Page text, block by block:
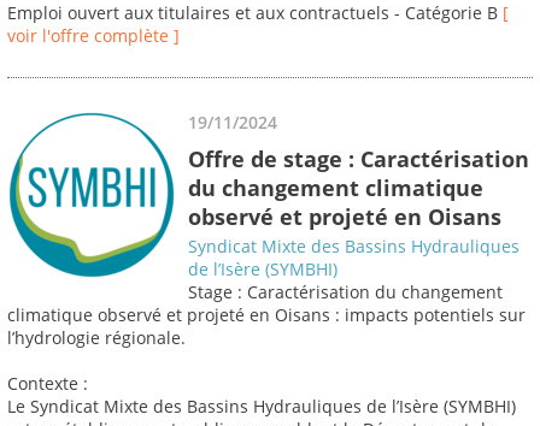
Emploi ouvert aux titulaires et aux contractuels - Catégorie B [
voir l'offre complète ]
19/11/2024
Offre de stage : Caractérisation
du changement climatique
observé et projeté en Oisans
Syndicat Mixte des Bassins Hydrauliques
de l’Isère (SYMBHI)
Stage : Caractérisation du changement
climatique observé et projeté en Oisans : impacts potentiels sur
l’hydrologie régionale.
Contexte :
Le Syndicat Mixte des Bassins Hydrauliques de l’Isère (SYMBHI)